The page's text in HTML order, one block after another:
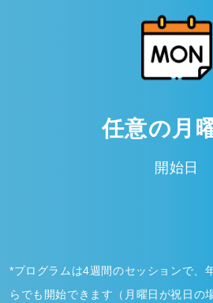
任意の月
開始日
*プログラムは4週間のセッションで、
らでも開始できます（月曜日が祝日の